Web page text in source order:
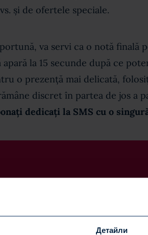
Детайли
și de ofertele speciale.
va servi ca o notă finală
la 15 secunde după ce
o prezență mai delicată,
discret în partea de jos a
dedicați la SMS cu o